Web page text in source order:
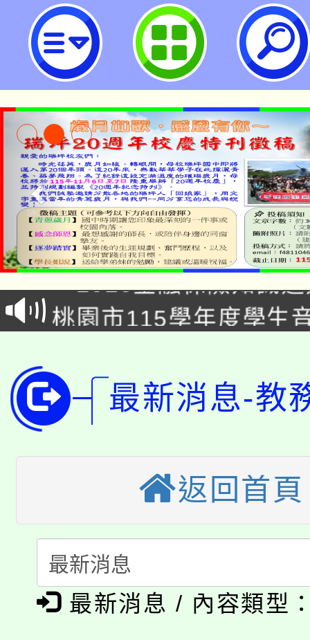
國家華語測驗推動工作委員會辦理
驗」113年4月正式考試-桃園市立
公告本校115學年度第
代理(課)教師甄選結果(
「2026金融保險知識
車」活動
桃園市115學年度學生
代理(課)教師甄選結果(
公告本校115學年度第
代理(課)教師甄選結果(
轉知中國文化大學推廣
《TA101》溝通分析基
程，歡迎學生輔導中心
心理、諮商輔導、社會
系所師生報名參加。
縣市「校園短影音徵
門員」簡章及活動海報
踴躍報名參加。
桃園市115學年度學生
要點
展演活動實施計畫」
115年度「教育部表揚
義教育推展貢獻獎」
公告本校115學年度第
代理(課)教師甄選結果
「2026金融保險知識
最新消息-教
返回首頁
最新消息 / 內容類型